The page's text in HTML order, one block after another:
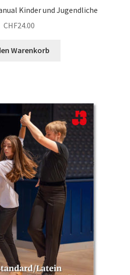
Kinder und Jugendliche
CHF24.00
Warenkorb